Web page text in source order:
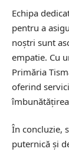
Echipa
pentru a
noștri sunt
empatie. Cu
Primăria
oferind
În concluzie,
puternică și